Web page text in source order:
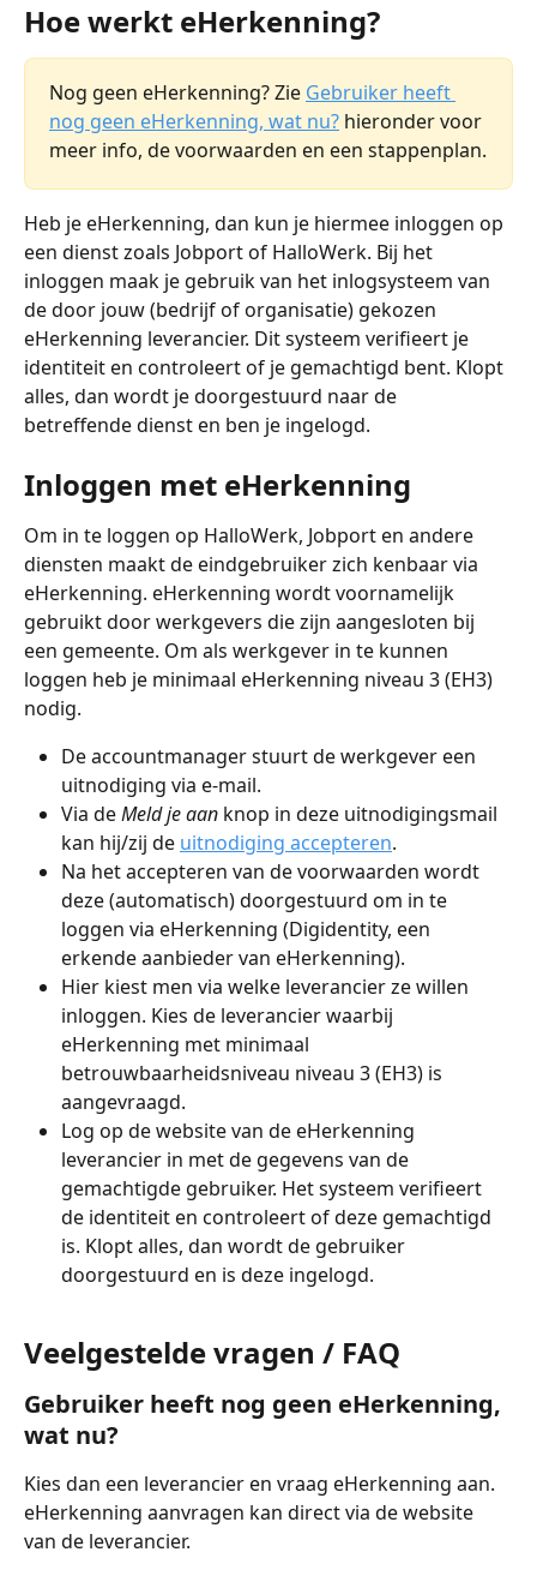
Hoe werkt eHerkenning?
Nog geen eHerkenning? Zie Gebruiker heeft
nog geen eHerkenning, wat nu? hieronder voor
meer info, de voorwaarden en een stappenplan.
Heb je eHerkenning, dan kun je hiermee inloggen op
een dienst zoals Jobport of HalloWerk. Bij het
inloggen maak je gebruik van het inlogsysteem van
de door jouw (bedrijf of organisatie) gekozen
eHerkenning leverancier. Dit systeem verifieert je
identiteit en controleert of je gemachtigd bent. Klopt
alles, dan wordt je doorgestuurd naar de
betreffende dienst en ben je ingelogd.
Inloggen met eHerkenning
Om in te loggen op HalloWerk, Jobport en andere
diensten maakt de eindgebruiker zich kenbaar via
eHerkenning. eHerkenning wordt voornamelijk
gebruikt door werkgevers die zijn aangesloten bij
een gemeente. Om als werkgever in te kunnen
loggen heb je minimaal eHerkenning niveau 3 (EH3)
nodig.
De accountmanager stuurt de werkgever een
uitnodiging via e-mail.
Via de Meld je aan knop in deze uitnodigingsmail
kan hij/zij de uitnodiging accepteren.
Na het accepteren van de voorwaarden wordt
deze (automatisch) doorgestuurd om in te
loggen via eHerkenning (Digidentity, een
erkende aanbieder van eHerkenning).
Hier kiest men via welke leverancier ze willen
inloggen. Kies de leverancier waarbij
eHerkenning met minimaal
betrouwbaarheidsniveau niveau 3 (EH3) is
aangevraagd.
Log op de website van de eHerkenning
leverancier in met de gegevens van de
gemachtigde gebruiker. Het systeem verifieert
de identiteit en controleert of deze gemachtigd
is. Klopt alles, dan wordt de gebruiker
doorgestuurd en is deze ingelogd.
Veelgestelde vragen / FAQ
Gebruiker heeft nog geen eHerkenning,
wat nu?
Kies dan een leverancier en vraag eHerkenning aan.
eHerkenning aanvragen kan direct via de website
van de leverancier.